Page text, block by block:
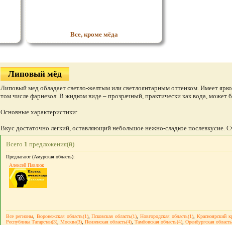
Все, кроме мёда
Липовый мёд
Липовый мед обладает светло-желтым или светлоянтарным оттенком. Имеет
том числе фарнезол. В жидком виде – прозрачный, практически как вода, может
Основные характеристики:
Вкус достаточно легкий, оставляющий небольшое нежно-сладкое послевкусие.
Всего 1 предложения(й)
Предлагают (Амурская область):
Алексей Павлюк
Все регионы, Воронежская область(1),Псковская область(1) ,Новгородская область(1) Красноярский
Республика Татарстан(3) Москва(3) Пензенская область(4) Тамбовская область(4) Оренбургская